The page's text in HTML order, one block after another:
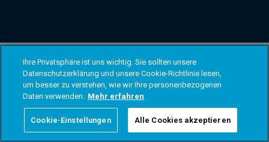
Ihre Privatsphäre ist uns wichtig. Sie sollten unsere
Datenschutzerklärung und unsere Cookie-Richtlinie lesen,
um besser zu verstehen, wie wir Ihre personenbezogenen
Daten verwenden. Mehr erfahren
Cookie-Einstellungen Alle Cookies akzeptieren